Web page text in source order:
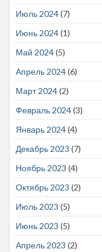
Июль 2024(7)
Июнь 2024(1)
Май 2024(5)
Апрель 2024(6)
Март 2024(2)
Февраль 2024(3)
Январь 2024(4)
Декабрь 2023 (7)
Ноябрь 2023 (4)
Октябрь 2023 (2)
Июль 2023 (5)
Июнь 2023 (5)
Апрель 2023 (2)